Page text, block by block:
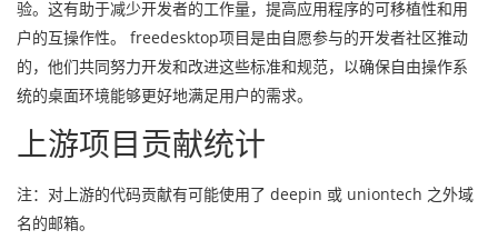
验。这有助于减少开发者的工作量，提高应用程序的可移植性和用
户的互操作性。 freedesktop项目是由自愿参与的开发者社区推动
的，他们共同努力开发和改进这些标准和规范，以确保自由操作系
统的桌面环境能够更好地满足用户的需求。
上游项目贡献统计
注：对上游的代码贡献有可能使用了 deepin 或 uniontech 之外域
名的邮箱。